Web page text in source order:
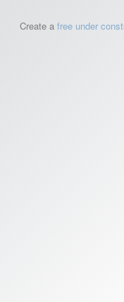
Create a free under